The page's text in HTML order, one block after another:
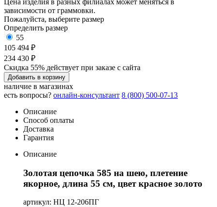
зависимости от граммовки.
Пожалуйста, выберите размер
Определить размер
55
105 494 ₽
234 430 ₽
Скидка 55% действует при заказе с сайта
Добавить в корзину
наличие в магазинах
есть вопросы? онлайн-консультант 8 (800) 500-07-13
Описание
Способ оплаты
Доставка
Гарантия
Описание
Золотая цепочка 585 на шею, плетение
якорное, длина 55 см, цвет красное золото
артикул: НЦ 12-206ПГ